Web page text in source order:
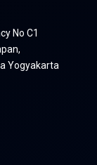
No C1
Yogyakarta